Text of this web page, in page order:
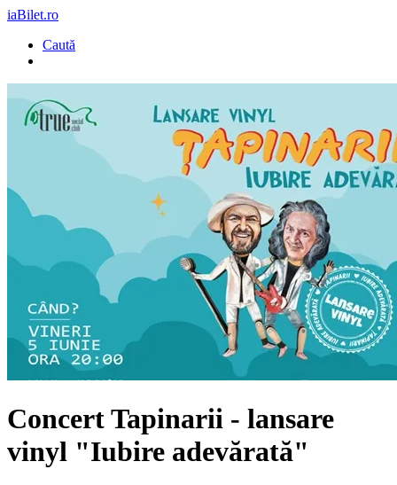
iaBilet.ro
Caută
Concert Tapinarii - lansare
vinyl "Iubire adevărată"